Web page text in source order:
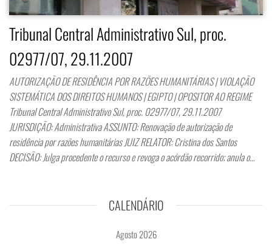
Tribunal Central Administrativo Sul, proc.
02977/07, 29.11.2007
AUTORIZAÇÃO DE RESIDÊNCIA POR RAZÕES HUMANITÁRIAS | VIOLAÇÃO
SISTEMÁTICA DOS DIREITOS HUMANOS | EGIPTO | OPOSITOR AO REGIME
Tribunal Central Administrativo Sul, proc. 02977/07, 29.11.2007
JURISDIÇÃO: Administrativa ASSUNTO: Renovação de autorização de
residência por razões humanitárias JUIZ RELATOR: Cristina dos Santos
DECISÃO: Julga procedente o recurso e revoga o acórdão recorrido; anula o…
CALENDÁRIO
Agosto 2026